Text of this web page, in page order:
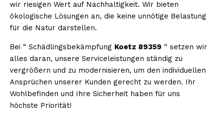
wir riesigen Wert auf Nachhaltigkeit. Wir bieten
ökologische Lösungen an, die keine unnötige Belastung
für die Natur darstellen.
Bei “ Schädlingsbekämpfung Koetz 89359 “ setzen wir
alles daran, unsere Serviceleistungen ständig zu
vergrößern und zu modernisieren, um den individuellen
Ansprüchen unserer Kunden gerecht zu werden. Ihr
Wohlbefinden und Ihre Sicherheit haben für uns
höchste Priorität!